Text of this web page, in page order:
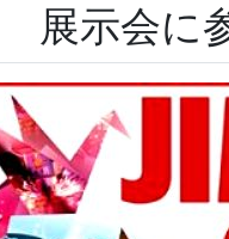
展示会に